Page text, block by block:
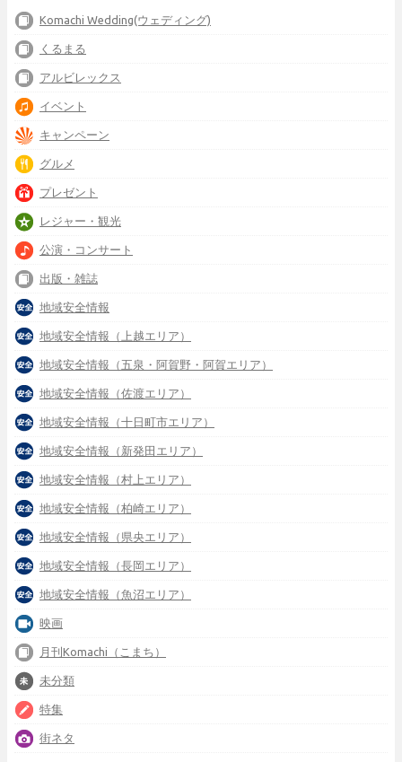
Komachi Wedding(ウェディング)
くるまる
アルビレックス
イベント
キャンペーン
グルメ
プレゼント
レジャー・観光
公演・コンサート
出版・雑誌
地域安全情報
地域安全情報（上越エリア）
地域安全情報（五泉・阿賀野・阿賀エリア）
地域安全情報（佐渡エリア）
地域安全情報（十日町市エリア）
地域安全情報（新発田エリア）
地域安全情報（村上エリア）
地域安全情報（柏崎エリア）
地域安全情報（県央エリア）
地域安全情報（長岡エリア）
地域安全情報（魚沼エリア）
映画
月刊Komachi（こまち）
未分類
特集
街ネタ